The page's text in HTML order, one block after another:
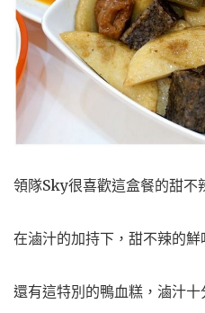
領隊Sky很喜歡這盒餐的甜不
在滷汁的加持下，甜不辣的
還有這特別的鴨血糕，滷汁十